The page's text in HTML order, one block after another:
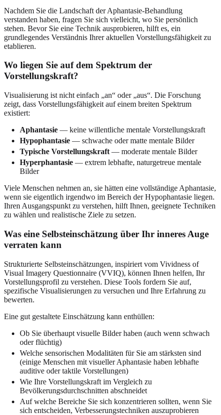
Nachdem Sie die Landschaft der Aphantasie-Behandlung
verstanden haben, fragen Sie sich vielleicht, wo Sie persönlich
stehen. Bevor Sie eine Technik ausprobieren, hilft es, ein
grundlegendes Verständnis Ihrer aktuellen Vorstellungsfähigkeit zu
etablieren.
Wo liegen Sie auf dem Spektrum der
Vorstellungskraft?
Visualisierung ist nicht einfach „an“ oder „aus“. Die Forschung
zeigt, dass Vorstellungsfähigkeit auf einem breiten Spektrum
existiert:
Aphantasie — keine willentliche mentale Vorstellungskraft
Hypophantasie — schwache oder matte mentale Bilder
Typische Vorstellungskraft — moderate mentale Bilder
Hyperphantasie — extrem lebhafte, naturgetreue mentale
Bilder
Viele Menschen nehmen an, sie hätten eine vollständige Aphantasie,
wenn sie eigentlich irgendwo im Bereich der Hypophantasie liegen.
Ihren Ausgangspunkt zu verstehen, hilft Ihnen, geeignete Techniken
zu wählen und realistische Ziele zu setzen.
Was eine Selbsteinschätzung über Ihr inneres Auge
verraten kann
Strukturierte Selbsteinschätzungen, inspiriert vom Vividness of
Visual Imagery Questionnaire (VVIQ), können Ihnen helfen, Ihr
Vorstellungsprofil zu verstehen. Diese Tools fordern Sie auf,
spezifische Visualisierungen zu versuchen und Ihre Erfahrung zu
bewerten.
Eine gut gestaltete Einschätzung kann enthüllen:
Ob Sie überhaupt visuelle Bilder haben (auch wenn schwach
oder flüchtig)
Welche sensorischen Modalitäten für Sie am stärksten sind
(einige Menschen mit visueller Aphantasie haben lebhafte
auditive oder taktile Vorstellungen)
Wie Ihre Vorstellungskraft im Vergleich zu
Bevölkerungsdurchschnitten abschneidet
Auf welche Bereiche Sie sich konzentrieren sollten, wenn Sie
sich entscheiden, Verbesserungstechniken auszuprobieren